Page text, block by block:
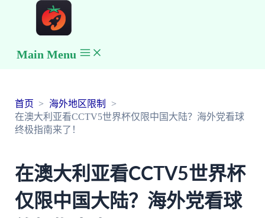
Main Menu
首页
海外地区限制
在澳大利亚看CCTV5世界杯仅限中国大陆？海外党看球
终极指南来了！
在澳大利亚看CCTV5世界杯
仅限中国大陆？海外党看球